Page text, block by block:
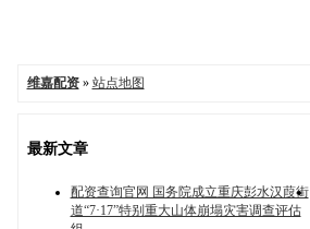
维嘉配资» 站点地图
最新文章
配资查询官网 国务院成立重庆彭水汉葭街
道“7·17”特别重大山体崩塌灾害调查评估